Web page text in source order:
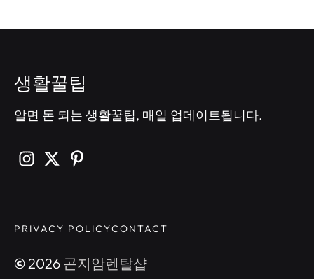
생활꿀팁
알면 돈 되는 생활꿀팁, 매일 업데이트됩니다.
PRIVACY POLICYCONTACT
© 2026 곤지암렌탈샵